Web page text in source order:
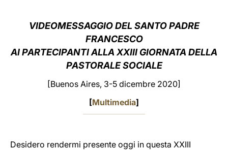
LATINE
VIDEOMESSAGGIO DEL SANTO PADRE
FRANCESCO
AI PARTECIPANTI ALLA XXIII GIORNATA DELLA
PASTORALE SOCIALE
[Buenos Aires, 3-5 dicembre 2020]
[Multimedia]
Desidero rendermi presente oggi in questa XXIII